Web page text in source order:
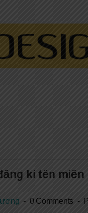
kí tên miền
0 Comments